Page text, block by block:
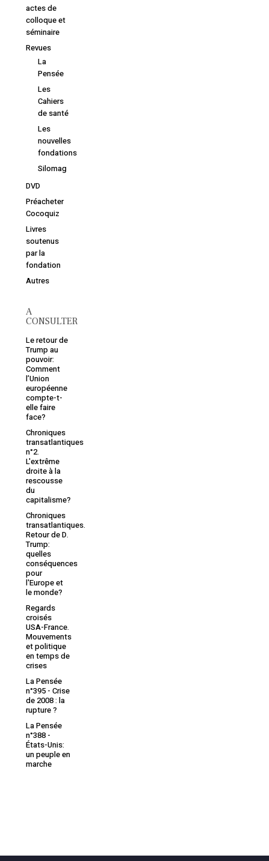
actes de
colloque et
séminaire
Revues
La
Pensée
Les
Cahiers
de santé
Les
nouvelles
fondations
Silomag
DVD
Préacheter
Cocoquiz
Livres
soutenus
par la
fondation
Autres
A
CONSULTER
Le retour de
Trump au
pouvoir:
Comment
l’Union
européenne
compte-t-
elle faire
face?
Chroniques
transatlantiques
n°2.
L'extrême
droite à la
rescousse
du
capitalisme?
Chroniques
transatlantiques.
Retour de D.
Trump:
quelles
conséquences
pour
l'Europe et
le monde?
Regards
croisés
USA-France.
Mouvements
et politique
en temps de
crises
La Pensée
n°395 - Crise
de 2008 : la
rupture ?
La Pensée
n°388 -
États-Unis:
un peuple en
marche